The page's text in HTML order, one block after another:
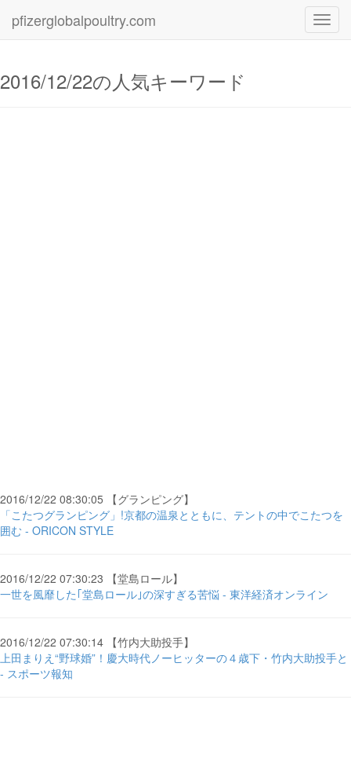
pfizerglobalpoultry.com
2016/12/22の人気キーワード
2016/12/22 08:30:05 【グランピング】
「こたつグランピング」!京都の温泉とともに、テントの中でこたつを
囲む - ORICON STYLE
2016/12/22 07:30:23 【堂島ロール】
一世を風靡した｢堂島ロール｣の深すぎる苦悩 - 東洋経済オンライン
2016/12/22 07:30:14 【竹内大助投手】
上田まりえ“野球婚”！慶大時代ノーヒッターの４歳下・竹内大助投手と
- スポーツ報知